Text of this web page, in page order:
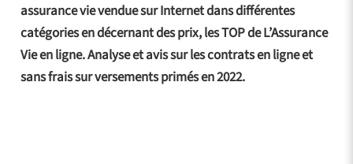
assurance vie vendue sur Internet dans différentes
catégories en décernant des prix, les TOP de L’Assurance
Vie en ligne. Analyse et avis sur les contrats en ligne et
sans frais sur versements primés en 2022.